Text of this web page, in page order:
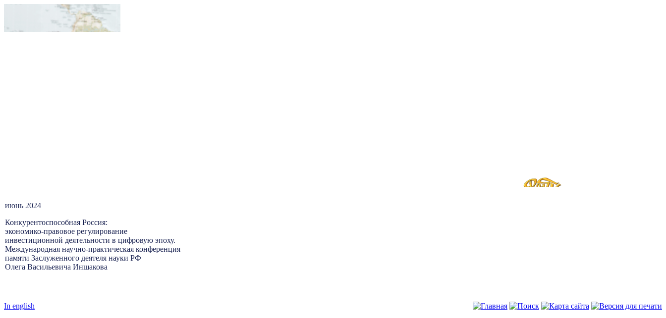
июнь 2024
Конкурентоспособная Россия:
экономико-правовое регулирование
инвестиционной деятельности в цифровую эпоху.
Международная научно-практическая конференция
памяти Заслуженного деятеля науки РФ
Олега Васильевича Иншакова
In english